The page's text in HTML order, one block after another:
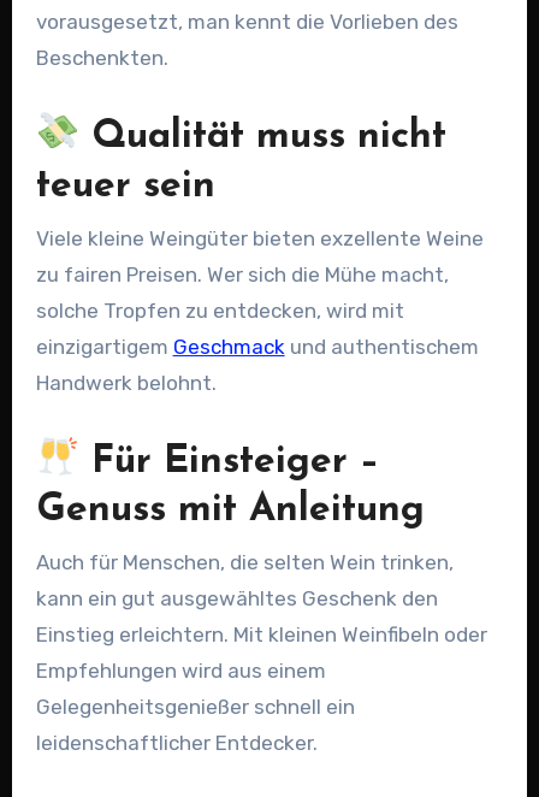
vorausgesetzt, man kennt die Vorlieben des
Beschenkten.
Qualität muss nicht
teuer sein
Viele kleine Weingüter bieten exzellente Weine
zu fairen Preisen. Wer sich die Mühe macht,
solche Tropfen zu entdecken, wird mit
einzigartigem Geschmack und authentischem
Handwerk belohnt.
Für Einsteiger –
Genuss mit Anleitung
Auch für Menschen, die selten Wein trinken,
kann ein gut ausgewähltes Geschenk den
Einstieg erleichtern. Mit kleinen Weinfibeln oder
Empfehlungen wird aus einem
Gelegenheitsgenießer schnell ein
leidenschaftlicher Entdecker.